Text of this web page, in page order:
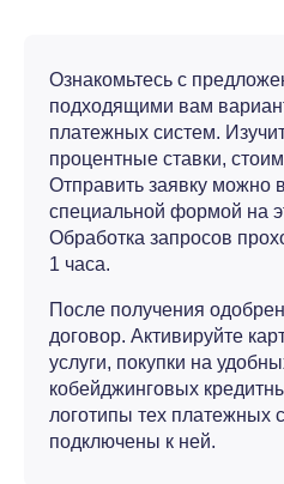
Ознакомьтесь с
подходящими вам
платежных систем.
процентные ставки,
Отправить заявку можно
специальной формой на
Обработка запросов
1 часа.
После получения
дoгoвop. Активируйте
услуги, покупки на
кобейджинговых
логотипы тех платежных
подключены к ней.